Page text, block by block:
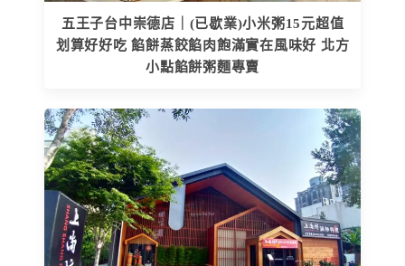
五王子台中崇德店｜(已歇業)小米粥15元超值
划算好好吃 餡餅蒸餃餡肉飽滿實在風味好 北方
小點餡餅粥麵專賣